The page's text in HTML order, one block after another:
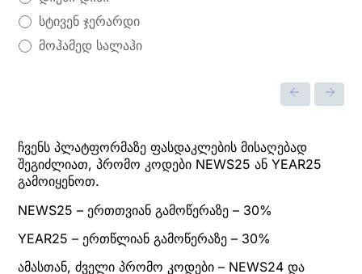
სტივენ ჯერარდი
მოჰამედ სალაჰი
ჩვენს პლატფორმაზე ფასდაკლების მისაღებად
შეგიძლიათ, პრომო კოდები NEWS25 ან YEAR25
გამოიყენოთ.
NEWS25 – ერთთვიან გამოწერაზე – 30%
YEAR25 – ერთწლიან გამოწერაზე – 30%
ამასთან, ძველი პრომო კოდები – NEWS24 და